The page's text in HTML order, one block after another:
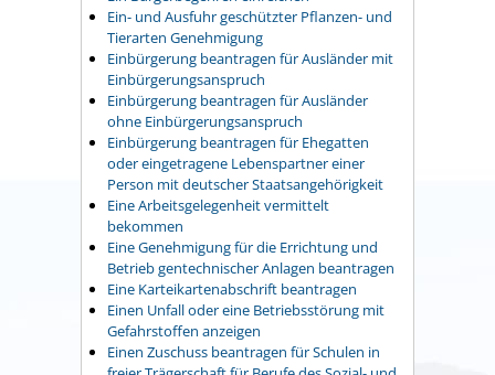
Ein- und Ausfuhr geschützter Pflanzen- und
Tierarten Genehmigung
Einbürgerung beantragen für Ausländer mit
Einbürgerungsanspruch
Einbürgerung beantragen für Ausländer
ohne Einbürgerungsanspruch
Einbürgerung beantragen für Ehegatten
oder eingetragene Lebenspartner einer
Person mit deutscher Staatsangehörigkeit
Eine Arbeitsgelegenheit vermittelt
bekommen
Eine Genehmigung für die Errichtung und
Betrieb gentechnischer Anlagen beantragen
Eine Karteikartenabschrift beantragen
Einen Unfall oder eine Betriebsstörung mit
Gefahrstoffen anzeigen
Einen Zuschuss beantragen für Schulen in